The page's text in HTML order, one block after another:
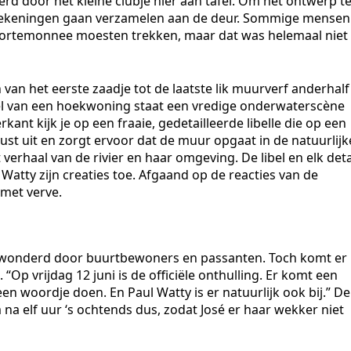
gaan verzamelen aan de deur. Sommige mensen
moesten trekken, maar dat was helemaal niet
het eerste zaadje tot de laatste lik muurverf anderhalf
van een hoekwoning staat een vredige onderwaterscène
kijk je op een fraaie, gedetailleerde libelle die op een
uit en zorgt ervoor dat de muur opgaat in de
van de rivier en haar omgeving. De libel en elk
zijn creaties toe. Afgaand op de reacties van de
verve.
door buurtbewoners en passanten. Toch komt er
vrijdag 12 juni is de officiële onthulling. Er komt een
woordje doen. En Paul Watty is er natuurlijk ook bij.” De
elf uur ‘s ochtends dus, zodat José er haar wekker niet